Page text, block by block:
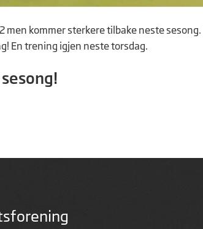
men kommer sterkere tilbake neste sesong.
En trening igjen neste torsdag.